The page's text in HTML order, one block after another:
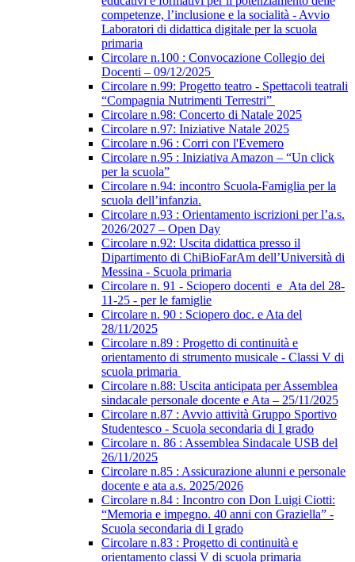
competenze, l’inclusione e la socialità - Avvio
Laboratori di didattica digitale per la scuola
primaria
Circolare n.100 : Convocazione Collegio dei
Docenti – 09/12/2025
Circolare n.99: Progetto teatro - Spettacoli teatrali
“Compagnia Nutrimenti Terrestri”
Circolare n.98: Concerto di Natale 2025
Circolare n.97: Iniziative Natale 2025
Circolare n.96 : Corri con l'Evemero
Circolare n.95 : Iniziativa Amazon – “Un click
per la scuola”
Circolare n.94: incontro Scuola-Famiglia per la
scuola dell’infanzia.
Circolare n.93 : Orientamento iscrizioni per l’a.s.
2026/2027 – Open Day
Circolare n.92: Uscita didattica presso il
Dipartimento di ChiBioFarAm dell’Università di
Messina - Scuola primaria
Circolare n. 91 - Sciopero docenti_e_Ata del 28-
11-25 - per le famiglie
Circolare n. 90 : Sciopero doc. e Ata del
28/11/2025
Circolare n.89 : Progetto di continuità e
orientamento di strumento musicale - Classi V di
scuola primaria
Circolare n.88: Uscita anticipata per Assemblea
sindacale personale docente e Ata – 25/11/2025
Circolare n.87 : Avvio attività Gruppo Sportivo
Studentesco - Scuola secondaria di I grado
Circolare n. 86 : Assemblea Sindacale USB del
26/11/2025
Circolare n.85 : Assicurazione alunni e personale
docente e ata a.s. 2025/2026
Circolare n.84 : Incontro con Don Luigi Ciotti:
“Memoria e impegno. 40 anni con Graziella” -
Scuola secondaria di I grado
Circolare n.83 : Progetto di continuità e
orientamento classi V di scuola primaria